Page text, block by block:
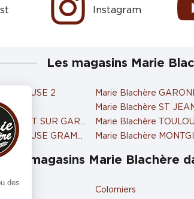
Instagram
Les magasins Marie
2
PORTET SUR GARONNE
GRAMONT
Marie Blachère
Marie Blachère ST
Marie Blachère
Marie Blachère
Les magasins Marie Blachère
Colomiers